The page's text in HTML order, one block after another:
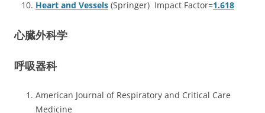
Heart and Vessels (Springer) Impact Factor=1.618
心臓外科学
呼吸器科
American Journal of Respiratory and Critical Care
Medicine